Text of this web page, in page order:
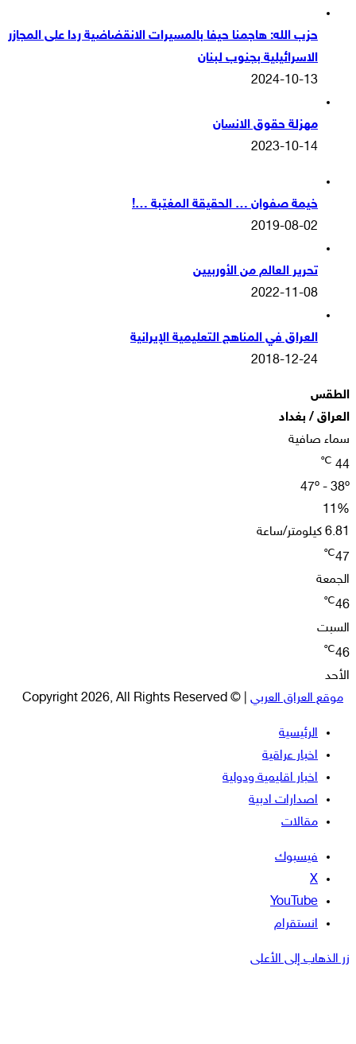
حزب الله: هاجمنا حيفا بالمسيرات الانقضاضية ردا على المجازر
الاسرائيلية بجنوب لبنان
2024-10-13
مهزلة حقوق الانسان
2023-10-14
خيمة صفوان … الحقيقة المغيّبة …!
2019-08-02
تحرير العالم من الأوربيين
2022-11-08
العراق في المناهج التعليمية الإيرانية
2018-12-24
الطقس
العراق / بغداد
سماء صافية
44
℃
47º - 38º
11%
6.81 كيلومتر/ساعة
47
℃
الجمعة
46
℃
السبت
46
℃
الأحد
موقع العراق العربي | © Copyright 2026, All Rights Reserved
الرئيسية
اخبار عراقية
اخبار اقليمية ودولية
اصدارات ادبية
مقالات
فيسبوك
‫X
‫YouTube
انستقرام
زر الذهاب إلى الأعلى